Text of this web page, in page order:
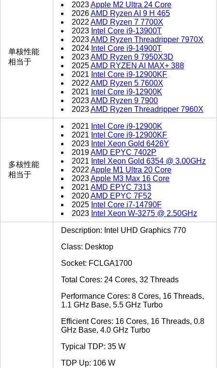
单核性能
相当于
2023Apple M2 Ultra 24 Core
2026AMD Ryzen AI 9 H 465
2022AMD Ryzen 7 7700X
2023 Intel Core i9-13900T
2023AMD Ryzen Threadripper 7970X
2024 Intel Core i9-14900T
2023AMD Ryzen 9 7950X3D
2025AMD RYZEN AI MAX+ 388
2021 Intel Core i9-12900KF
2022AMD Ryzen 5 7600X
2021 Intel Core i9-12900K
2023AMD Ryzen 9 7900
2023AMD Ryzen Threadripper 7960X
多核性能
相当于
2021 Intel Core i9-12900K
2021 Intel Core i9-12900KF
2023 Intel Xeon Gold 6426Y
2019AMD EPYC 7402P
2021 Intel Xeon Gold 6354 @ 3.00GHz
2022Apple M1 Ultra 20 Core
2023Apple M3 Max 16 Core
2021AMD EPYC 7313
2020AMD EPYC 7F52
2025 Intel Core i7-14790F
2023 Intel Xeon W-3275 @ 2.50GHz
Description: Intel UHD Graphics 770
Class: Desktop
Socket: FCLGA1700
Total Cores: 24 Cores, 32 Threads
Performance Cores: 8 Cores, 16 Threads,
1.1 GHz Base, 5.5 GHz Turbo
Efficient Cores: 16 Cores, 16 Threads, 0.8
GHz Base, 4.0 GHz Turbo
Typical TDP: 35 W
TDP Up: 106 W